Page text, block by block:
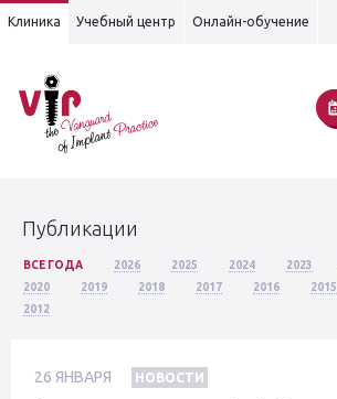
Клиника Учебный центр Онлайн-обучение
Публикации
ВСЕ ГОДА 2026 2025 2024 2023
2020
2019 2018 2017 2016 2015
2012
26 ЯНВАРЯ НОВОСТИ